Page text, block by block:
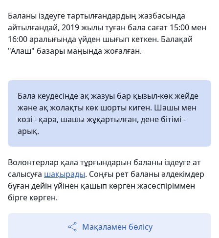
Баланы іздеуге тартылғандардың жазбасында
айтылғандай, 2019 жылы туған бала сағат 15:00 мен
16:00 аралығында үйден шығып кеткен. Балақай
"Алаш" базары маңында жоғалған.
Бала кеудесінде ақ жазуы бар қызыл-көк жейде
және ақ жолақты көк шорты киген. Шашы мен
көзі - қара, шашы жұқартылған, дене бітімі -
арық.
Волонтерлар қала тұрғындарын баланы іздеуге ат
салысуға шақырады. Соңғы рет баланы әлдекімдер
бұған дейін үйінен қашып көрген жасөспіріммен
бірге көрген.
Мақаламен бөлісу